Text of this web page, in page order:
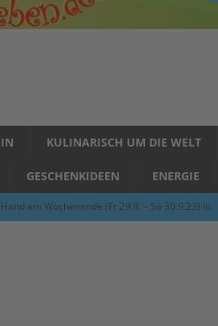
KULINARISCH UM DIE WELT
GESCHENKIDEEN ENERGIE
am Wochenende (Fr 29.9. – Sa 30.9.23) in